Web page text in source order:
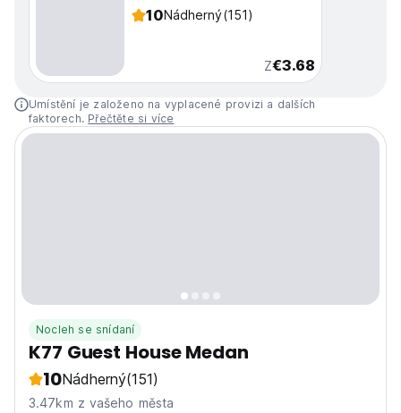
10Nádherný(151)
Z€3.68
Umístění je založeno na vyplacené provizi a dalších
faktorech. Přečtěte si více
Nocleh se snídaní
K77 Guest House Medan
10Nádherný(151)
3.47km z vašeho města